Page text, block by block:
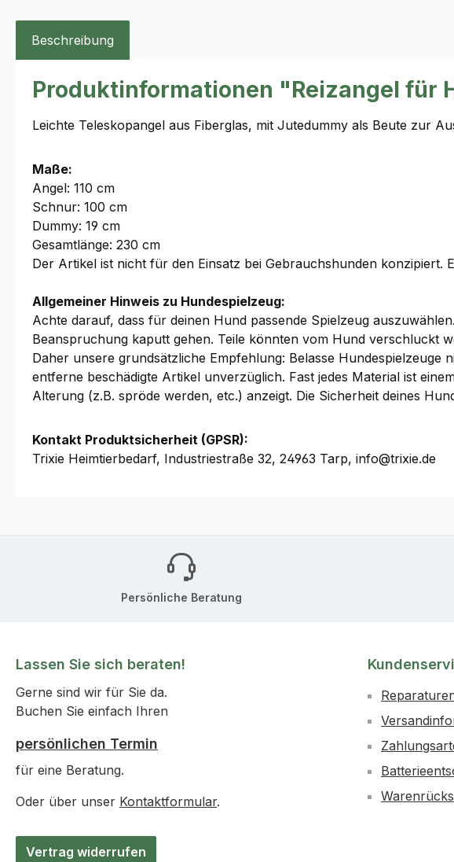
Beschreibung
Produktinformationen "Reizangel für
Leichte Teleskopangel aus Fiberglas, mit Jutedummy als Beute zur
Maße:
Angel: 110 cm
Schnur: 100 cm
Dummy: 19 cm
Gesamtlänge: 230 cm
Der Artikel ist nicht für den Einsatz bei Gebrauchshunden konzipiert.
Allgemeiner Hinweis zu Hundespielzeug:
Achte darauf, dass für deinen Hund passende Spielzeug
Beanspruchung kaputt gehen. Teile könnten vom Hund verschluckt
Daher unsere grundsätzliche Empfehlung: Belasse
entferne beschädigte Artikel unverzüglich. Fast jedes Material ist
Alterung (z.B. spröde werden, etc.) anzeigt. Die Sicherheit deines
Kontakt Produktsicherheit (GPSR):
Trixie Heimtierbedarf, Industriestraße 32, 24963 Tarp, info@trixie.de
Persönliche Beratung
Lassen Sie sich beraten!
Gerne sind wir für Sie da.
Buchen Sie einfach Ihren
persönlichen Termin
für eine Beratung.
Oder über unser Kontaktformular.
Vertrag widerrufen